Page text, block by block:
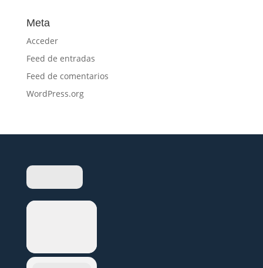
Meta
Acceder
Feed de entradas
Feed de comentarios
WordPress.org